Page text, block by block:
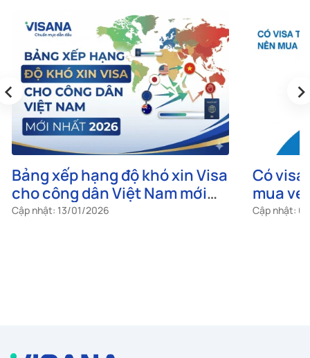
Bảng xếp hạng độ khó xin Visa
cho công dân Việt Nam mới
nhất 2026
Cập nhật: 13/01/2026
Có visa
mua vé
Cập nhật:
‹ ›